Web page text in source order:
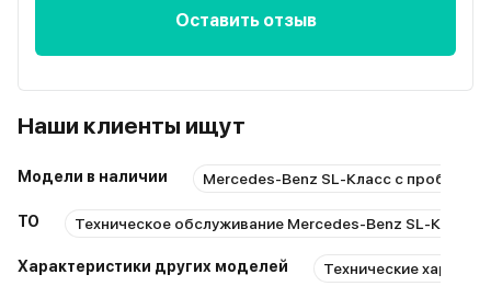
Оставить отзыв
Наши клиенты ищут
Модели в наличии Mercedes-Benz SL-Класс с пробегом
ТО Техническое обслуживание Mercedes-Benz SL-Класс
Характеристики других моделей Технические